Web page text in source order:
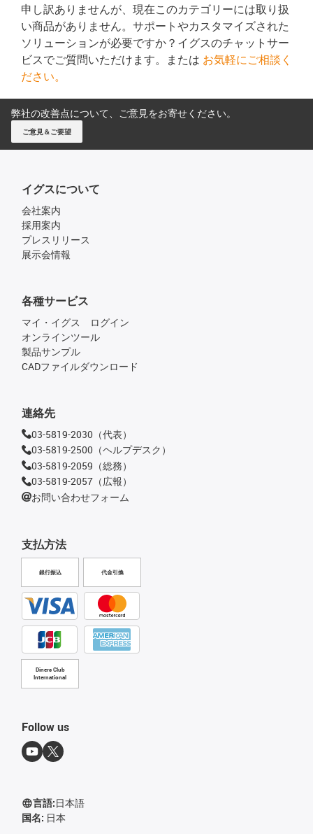
申し訳ありませんが、現在このカテゴリーには取り扱
い商品がありません。サポートやカスタマイズされた
ソリューションが必要ですか？イグスのチャットサー
ビスでご質問いただけます。または お気軽にご相談く
ださい。
弊社の改善点について、ご意見をお寄せください。
ご意見＆ご要望
イグスについて
会社案内
採用案内
プレスリリース
展示会情報
支払方法
銀行振込 代金引換
Diners Club
International
各種サービス
マイ・イグス ログイン
オンラインツール
製品サンプル
CADファイルダウンロード
連絡先
03-5819-2030（代表）
03-5819-2500（ヘルプデスク）
03-5819-2059（総務）
03-5819-2057（広報）
お問い合わせフォーム
Follow us
言語:日本語
国名: 日本